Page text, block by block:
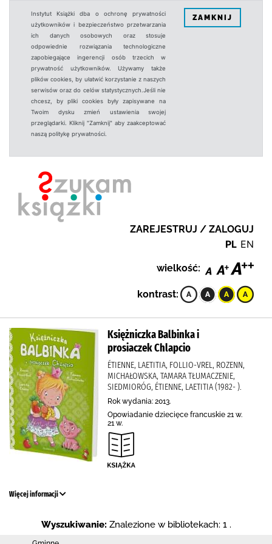
Instytut Książki dba o ochronę prywatności
użytkowników i bezpieczeństwo przetwarzania
ich danych osobowych oraz stosuje
odpowiednie rozwiązania technologiczne
zapobiegające ingerencji osób trzecich w
prywatność użytkowników. Używamy także
plików cookies, by ułatwić korzystanie z naszych
serwisów oraz do celów statystycznych.Jeśli nie
chcesz, by pliki cookies były zapisywane na
Twoim dysku zmień ustawienia swojej
przeglądarki. Kliknij "Zamknij" aby zaakceptować
naszą politykę prywatności.
ZAMKNIJ
ZAREJESTRUJ / ZALOGUJ
PL EN
wielkość:
kontrast:
Księżniczka Balbinka i
prosiaczek Chlapcio
ÉTIENNE, LAETITIA, FOLLIO-VREL, ROZENN,
MICHAŁOWSKA, TAMARA TŁUMACZENIE,
SIEDMIORÓG, ÉTIENNE, LAETITIA (1982- ).
Rok wydania: 2013.
Opowiadanie dziecięce francuskie 21 w.
21 w.
Więcej informacji
Wyszukiwanie: Znalezione w bibliotekach: 1 .